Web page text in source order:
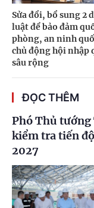
Sửa đổi, bổ sung 2
luật để bảo đảm
phòng, an ninh
chủ động hội nhập
sâu rộng
ĐỌC THÊM
Phó Thủ tướng
kiểm tra tiến
2027